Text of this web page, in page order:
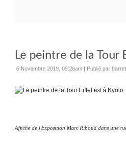
Le peintre de la Tour
6 Novembre 2019, 09:26am | Publié par
Affiche de l'Exposition Marc Riboud dans une